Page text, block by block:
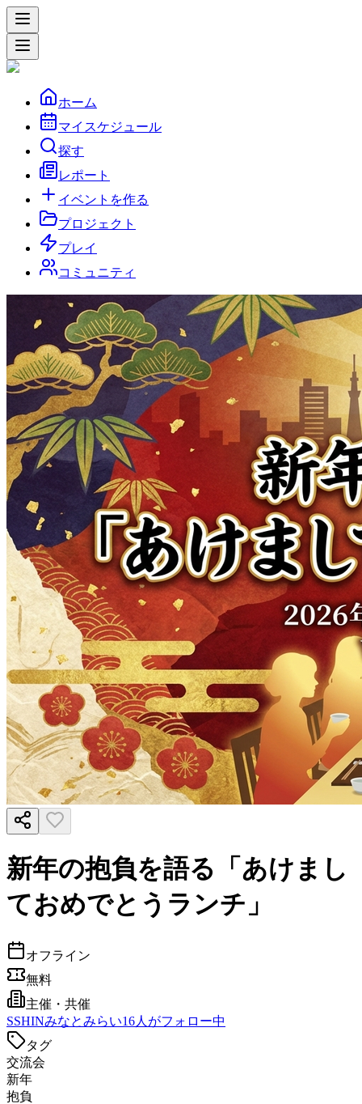
ホーム
マイスケジュール
探す
レポート
イベントを作る
プロジェクト
プレイ
コミュニティ
新年の抱負を語る「あけまし
ておめでとうランチ」
オフライン
無料
主催・共催
SSHINみなとみらい16人がフォロー中
タグ
交流会
新年
抱負